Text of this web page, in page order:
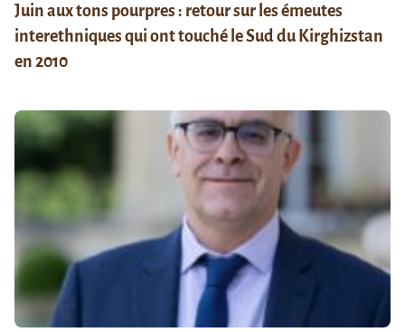
Juin aux tons pourpres : retour sur les émeutes
interethniques qui ont touché le Sud du Kirghizstan
en 2010